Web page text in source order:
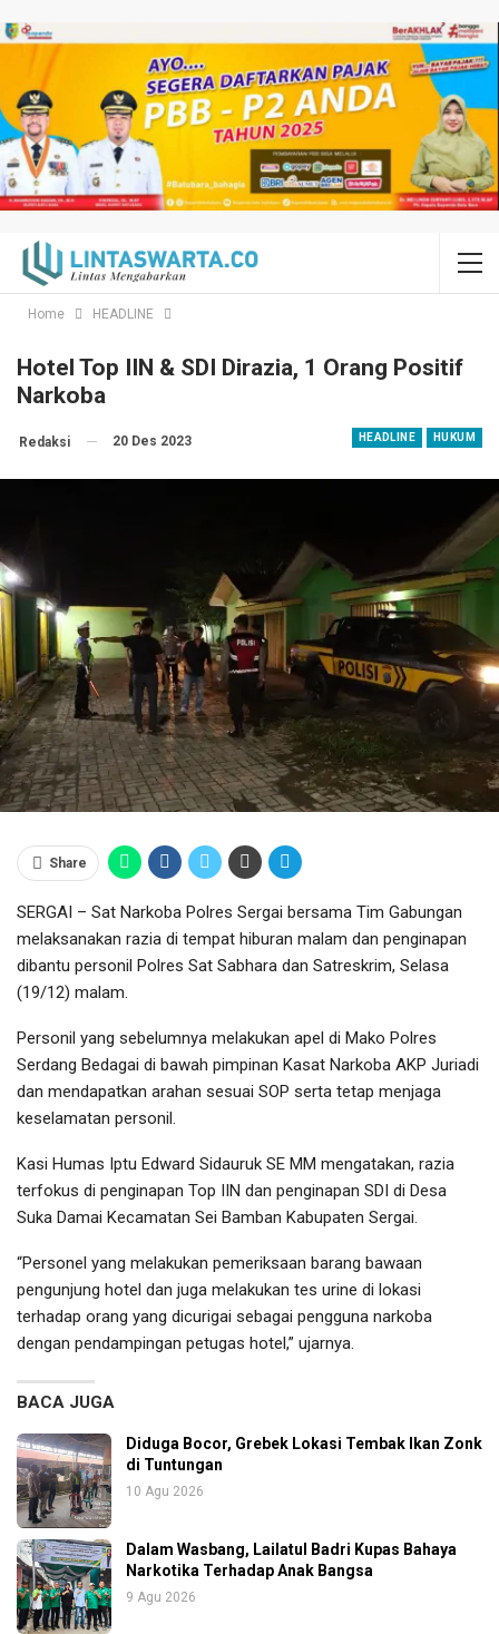
Home HEADLINE
Hotel Top IIN & SDI Dirazia, 1 Orang Positif
Narkoba
HEADLINE HUKUM
Redaksi 20 Des 2023
Share
SERGAI – Sat Narkoba Polres Sergai bersama Tim Gabungan
melaksanakan razia di tempat hiburan malam dan penginapan
dibantu personil Polres Sat Sabhara dan Satreskrim, Selasa
(19/12) malam.
Personil yang sebelumnya melakukan apel di Mako Polres
Serdang Bedagai di bawah pimpinan Kasat Narkoba AKP Juriadi
dan mendapatkan arahan sesuai SOP serta tetap menjaga
keselamatan personil.
Kasi Humas Iptu Edward Sidauruk SE MM mengatakan, razia
terfokus di penginapan Top IIN dan penginapan SDI di Desa
Suka Damai Kecamatan Sei Bamban Kabupaten Sergai.
“Personel yang melakukan pemeriksaan barang bawaan
pengunjung hotel dan juga melakukan tes urine di lokasi
terhadap orang yang dicurigai sebagai pengguna narkoba
dengan pendampingan petugas hotel,” ujarnya.
BACA JUGA
Diduga Bocor, Grebek Lokasi Tembak Ikan Zonk
di Tuntungan
10 Agu 2026
Dalam Wasbang, Lailatul Badri Kupas Bahaya
Narkotika Terhadap Anak Bangsa
9 Agu 2026